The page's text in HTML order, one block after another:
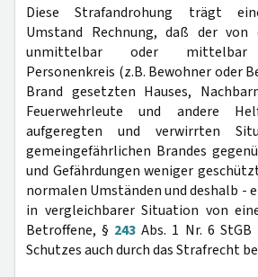
Diese Strafandrohung trägt
Umstand Rechnung, daß der von
unmittelbar oder mittelbar
Personenkreis (z.B. Bewohner oder
Brand gesetzten Hauses,
Feuerwehrleute und andere
aufgeregten und verwirrten
gemeingefährlichen Brandes
und Gefährdungen weniger
normalen Umständen und deshalb -
in vergleichbarer Situation von
Betroffene, § 243 Abs. 1 Nr. 6
Schutzes auch durch das Strafrecht